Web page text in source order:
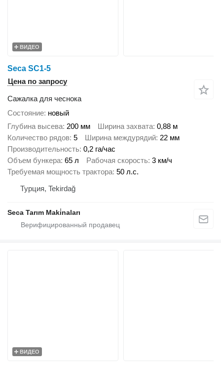
ВИДЕО
Seca SC1-5
Цена по запросу
Сажалка для чеснока
Состояние новый
Глубина высева 200 мм Ширина захвата 0,88 м
Количество рядов 5 Ширина междурядий 22 мм
Производительность 0,2 га/час
Объем бункера 65 л Рабочая скорость 3 км/ч
Требуемая мощность трактора 50 л.с.
Турция, Tekirdağ
Seca Tarım Maki̇naları
ВИДЕО